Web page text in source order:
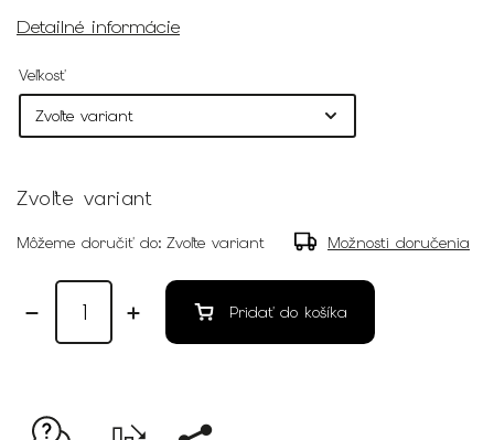
Detailné informácie
Veľkosť
Zvoľte variant
Môžeme doručiť do: Zvoľte variant Možnosti doručenia
Pridať do košíka